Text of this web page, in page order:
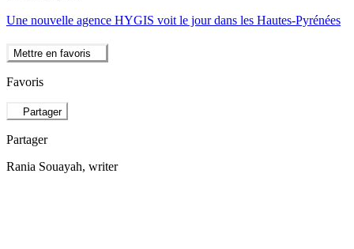
Une nouvelle agence HYGIS voit le jour dans les Hautes-Pyrénées
Mettre en favoris
Favoris
Partager
Partager
Rania Souayah, writer